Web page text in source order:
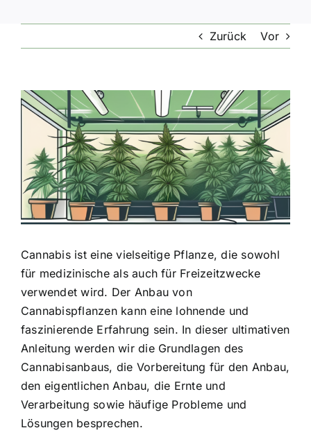
Zurück Vor
Zeige
grösseres
Cannabis ist eine vielseitige Pflanze, die sowohl
für medizinische als auch für Freizeitzwecke
verwendet wird. Der Anbau von
Cannabispflanzen kann eine lohnende und
faszinierende Erfahrung sein. In dieser ultimativen
Anleitung werden wir die Grundlagen des
Cannabisanbaus, die Vorbereitung für den Anbau,
den eigentlichen Anbau, die Ernte und
Verarbeitung sowie häufige Probleme und
Lösungen besprechen.